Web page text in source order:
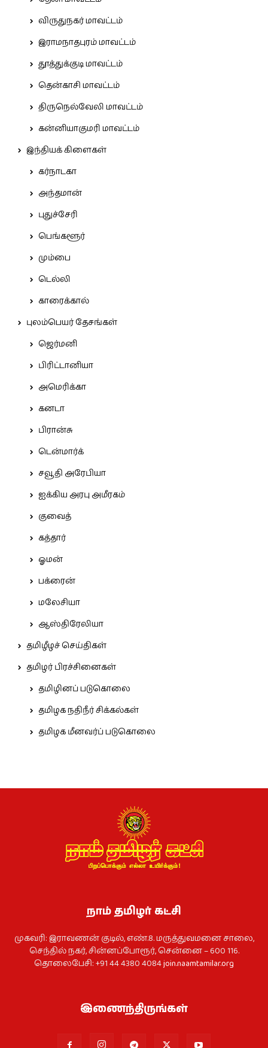
விருதுநகர் மாவட்டம்
இராமநாதபுரம் மாவட்டம்
தூத்துக்குடி மாவட்டம்
தென்காசி மாவட்டம்
திருநெல்வேலி மாவட்டம்
கன்னியாகுமரி மாவட்டம்
இந்தியக் கிளைகள்
கர்நாடகா
அந்தமான்
புதுச்சேரி
பெங்களூர்
மும்பை
டெல்லி
காரைக்கால்
புலம்பெயர் தேசங்கள்
ஜெர்மனி
பிரிட்டானியா
அமெரிக்கா
கனடா
பிரான்சு
டென்மார்க்
சவூதி அரேபியா
ஐக்கிய அரபு அமீரகம்
குவைத்
கத்தார்
ஓமன்
பக்ரைன்
மலேசியா
ஆஸ்திரேலியா
தமிழீழச் செய்திகள்
தமிழர் பிரச்சினைகள்
தமிழினப் படுகொலை
தமிழக நதிநீர் சிக்கல்கள்
தமிழக மீனவர்ப் படுகொலை
நாம் தமிழர் கட்சி
முகவரி: இராவணன் குடில், எண்.8. மருத்துவமனை சாலை,
செந்தில் நகர், சின்னப்போரூர், சென்னை – 600 116.
தொலைபேசி: +91 44 4380 4084join.naamtamilar.org
இணைந்திருங்கள்